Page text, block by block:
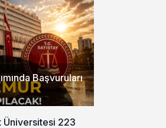
Başvuruları
Üniversitesi 223